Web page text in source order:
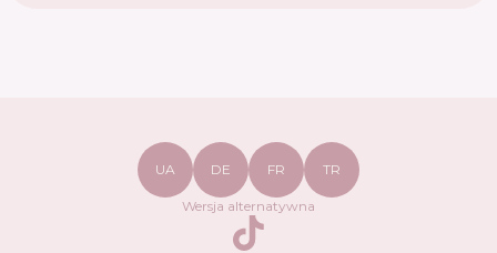
UA DE FR TR
Wersja alternatywna
TikTok